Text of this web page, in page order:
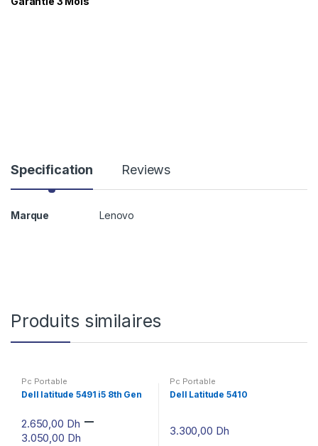
Specification Reviews
Marque Lenovo
Produits similaires
Pc Portable
Dell latitude 5491 i5 8th Gen
2.650,00 Dh –
3.050,00 Dh
Pc Portable
Dell Latitude 5410
3.300,00 Dh